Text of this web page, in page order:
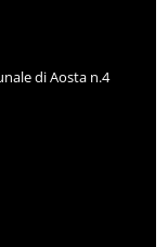
di Aosta n.4